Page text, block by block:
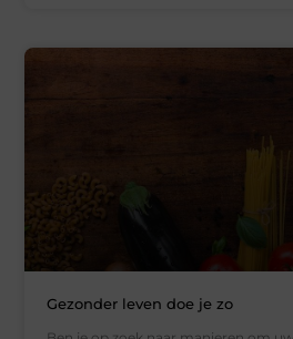
Gezonder leven doe je zo